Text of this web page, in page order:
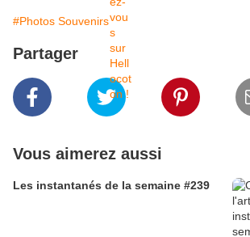
#Photos Souvenirs
Partager
Vous aimerez aussi
Les instantanés de la semaine #239